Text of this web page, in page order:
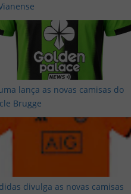
lança as novas camisas do
Brugge
divulga as novas camisas